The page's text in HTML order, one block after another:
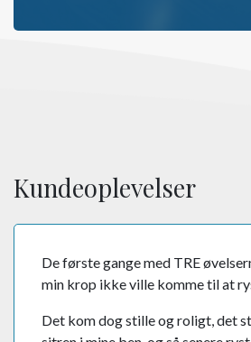
Kundeoplevelser
De første gange med TRE
min krop ikke ville komme til at
Det kom dog stille og roligt, det